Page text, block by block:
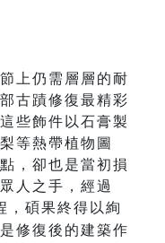
上仍需層層的耐
古蹟修復最精彩
些飾件以石膏製
等熱帶植物圖
，卻也是當初損
人之手，經過
，碩果終得以絢
修復後的建築作